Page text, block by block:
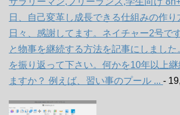
日、自己変革し成長できる仕組みの作り
日々、感謝してます。ネイチャー2号で
と物事を継続する方法を記事にしまし
を振り返って下さい。何かを10年以上
ますか？ 例えば、習い事のプール ... -